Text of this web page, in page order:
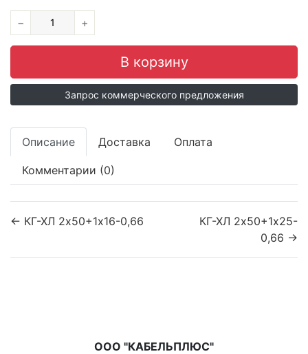
− +
Запрос коммерческого предложения
Описание Доставка Оплата
Комментарии (0)
← КГ-ХЛ 2х50+1х16-0,66
КГ-ХЛ 2х50+1х25-
0,66 →
ООО "КАБЕЛЬПЛЮС"